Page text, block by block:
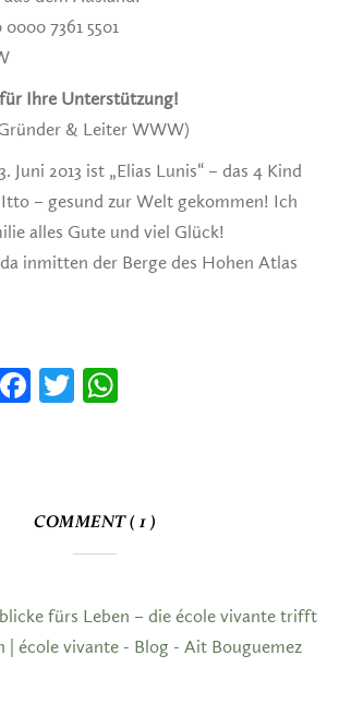
7361 5501
Ihre Unterstützung!
& Leiter WWW)
Juni 2013 ist „Elias Lunis“ – das 4 Kind
– gesund zur Welt gekommen! Ich
alles Gute und viel Glück!
inmitten der Berge des Hohen Atlas
FacebookTwitter
COMMENT ( 1 )
fürs Leben – die école vivante trifft
école vivante - Blog - Ait Bouguemez